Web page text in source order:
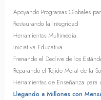
Apoyando Programas Globales
Restaurando la Integridad
Herramientas Multimedia
Iniciativa Educativa
Frenando el Declive de los
Reparando el Tejido Moral de la
Herramientas de Enseñanza
Llegando a Millones con